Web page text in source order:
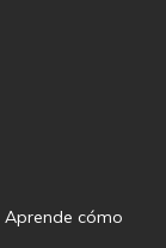
Aprende cómo